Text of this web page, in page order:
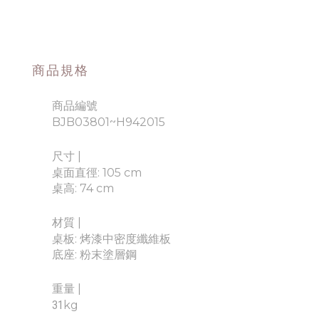
商品規格
商品編號
BJB03801~H942015
尺寸 |
桌面直徑: 105 cm
桌高: 74 cm
材質 |
桌板: 烤漆中密度纖維板
底座: 粉末塗層鋼
重量
31 kg